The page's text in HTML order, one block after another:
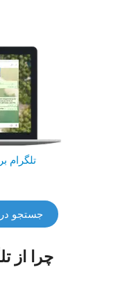
تلگرام
جستجو در
چرا از